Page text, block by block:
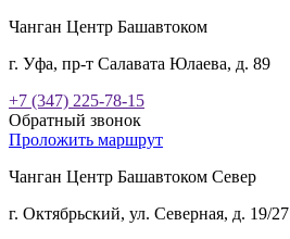
Чанган Центр Башавтоком
г. Уфа, пр-т Салавата Юлаева, д. 89
+7 (347) 225-78-15
Обратный звонок
Проложить маршрут
Чанган Центр Башавтоком Север
г. Октябрьский, ул. Северная, д. 19/27